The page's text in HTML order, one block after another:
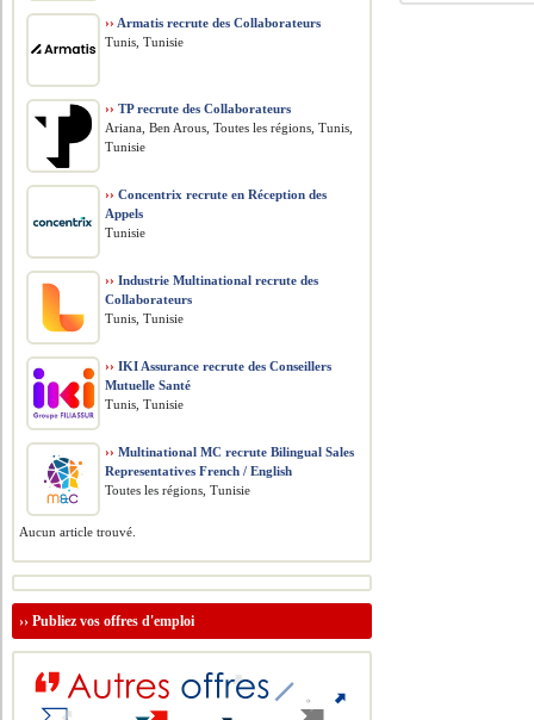
›› Armatis recrute des Collaborateurs
Tunis, Tunisie
›› TP recrute des Collaborateurs
Ariana, Ben Arous, Toutes les régions, Tunis,
Tunisie
›› Concentrix recrute en Réception des
Appels
Tunisie
›› Industrie Multinational recrute des
Collaborateurs
Tunis, Tunisie
›› IKI Assurance recrute des Conseillers
Mutuelle Santé
Tunis, Tunisie
›› Multinational MC recrute Bilingual Sales
Representatives French / English
Toutes les régions, Tunisie
Aucun article trouvé.
››Publiez vos offres d'emploi